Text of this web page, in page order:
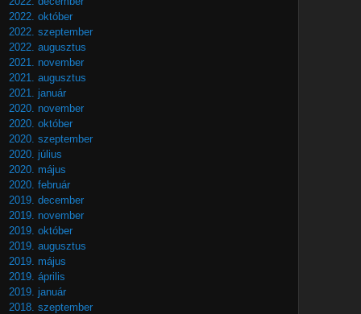
2022. október
2022. szeptember
2022. augusztus
2021. november
2021. augusztus
2021. január
2020. november
2020. október
2020. szeptember
2020. július
2020. május
2020. február
2019. december
2019. november
2019. október
2019. augusztus
2019. május
2019. április
2019. január
2018. szeptember